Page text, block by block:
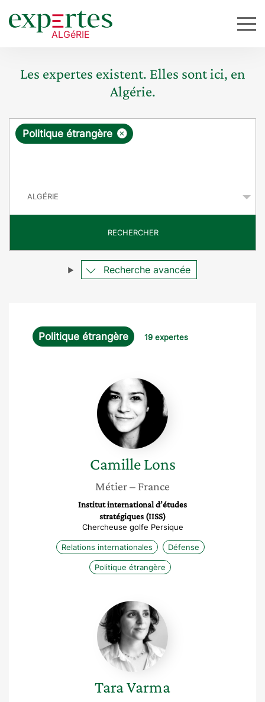
Les expertes existent. Elles sont ici, en
Algérie.
R
ê
e
×
Politique étrangère
RECHERCHER
Recherche avancée
Politique étrangère 19 expertes
Camille
Lons
Camille Lons
Métier– France
Institut international d’études
stratégiques (IISS)
Chercheuse golfe Persique
Relations internationales Défense
Politique étrangère
Tara
Varma
TaraVarma